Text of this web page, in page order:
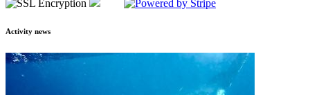
Activity news